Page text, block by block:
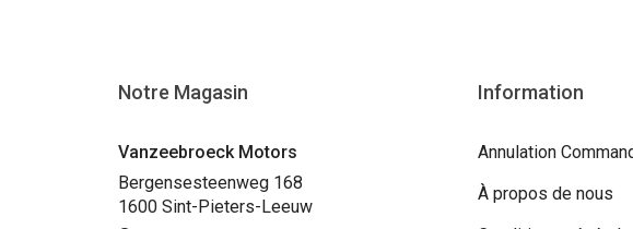
Notre Magasin
Vanzeebroeck Motors
Bergensesteenweg 168
1600 Sint-Pieters-Leeuw
Information
Annulation
À propos de nous